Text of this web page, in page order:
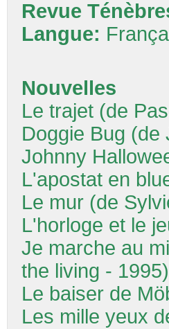
Revue
Langue:
Nouvelles
Le trajet (de
Doggie Bug (de
Johnny
L'apostat en
Le mur (de
L'horloge et le
Je marche au
the living - 1995)
Le baiser de
Les mille yeux